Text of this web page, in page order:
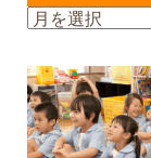
お
ら
せ
の
ア